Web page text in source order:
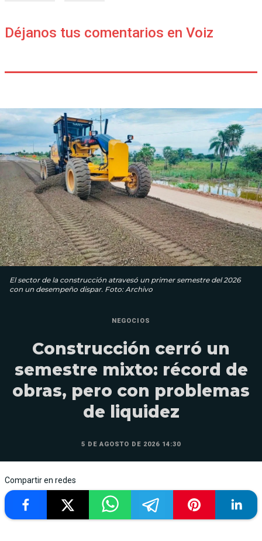
Déjanos tus comentarios en Voiz
El sector de la construcción atravesó un primer semestre del 2026
con un desempeño dispar. Foto: Archivo
NEGOCIOS
Construcción cerró un
semestre mixto: récord de
obras, pero con problemas
de liquidez
5 DE AGOSTO DE 2026 14:30
Compartir en redes